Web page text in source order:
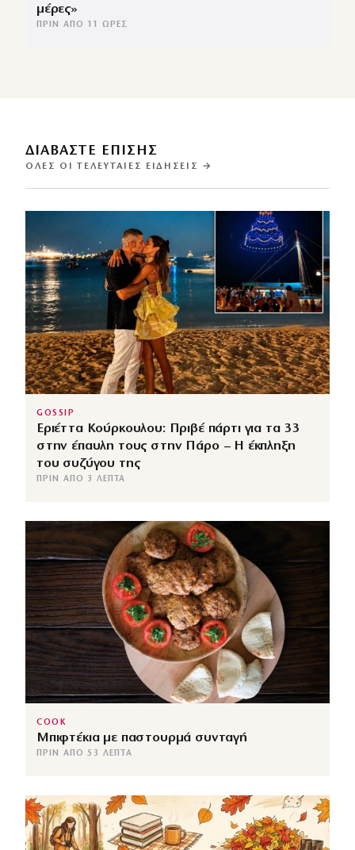
μέρες»
ΠΡΙΝ ΑΠΌ 11 ΏΡΕΣ
ΔΙΑΒΑΣΤΕ ΕΠΙΣΗΣ
ΌΛΕΣ ΟΙ ΤΕΛΕΥΤΑΊΕΣ ΕΙΔΉΣΕΙΣ →
GOSSIP
Εριέττα Κούρκουλου: Πριβέ πάρτι για τα 33
στην έπαυλη τους στην Πάρο – Η έκπληξη
του συζύγου της
ΠΡΙΝ ΑΠΌ 3 ΛΕΠΤΆ
COOK
Μπιφτέκια με παστουρμά συνταγή
ΠΡΙΝ ΑΠΌ 53 ΛΕΠΤΆ